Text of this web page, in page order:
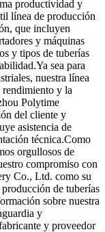
productividad y
línea de producción
que incluyen
y máquinas
y tipos de tuberías
sea para
nuestra línea
y la
Polytime
del cliente y
asistencia de
técnica.Como
orgullosos de
compromiso con
Co., Ltd. como su
de tuberías
sobre nuestra
y
y proveedor